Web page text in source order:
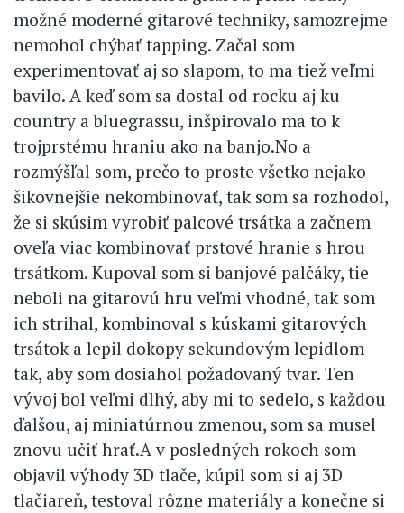
možné moderné gitarové techniky, samozrejme
nemohol chýbať tapping. Začal som
experimentovať aj so slapom, to ma tiež veľmi
bavilo. A keď som sa dostal od rocku aj ku
country a bluegrassu, inšpirovalo ma to k
trojprstému hraniu ako na banjo.No a
rozmýšľal som, prečo to proste všetko nejako
šikovnejšie nekombinovať, tak som sa rozhodol,
že si skúsim vyrobiť palcové trsátka a začnem
oveľa viac kombinovať prstové hranie s hrou
trsátkom. Kupoval som si banjové palčáky, tie
neboli na gitarovú hru veľmi vhodné, tak som
ich strihal, kombinoval s kúskami gitarových
trsátok a lepil dokopy sekundovým lepidlom
tak, aby som dosiahol požadovaný tvar. Ten
vývoj bol veľmi dlhý, aby mi to sedelo, s každou
ďalšou, aj miniatúrnou zmenou, som sa musel
znovu učiť hrať.A v posledných rokoch som
objavil výhody 3D tlače, kúpil som si aj 3D
tlačiareň, testoval rôzne materiály a konečne si